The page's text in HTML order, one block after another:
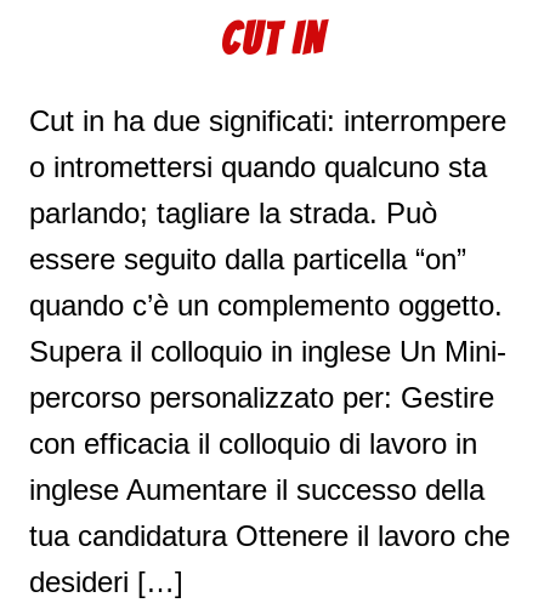
CUT IN
Cut in ha due significati: interrompere
o intromettersi quando qualcuno sta
parlando; tagliare la strada. Può
essere seguito dalla particella “on”
quando c’è un complemento oggetto.
Supera il colloquio in inglese Un Mini-
percorso personalizzato per: Gestire
con efficacia il colloquio di lavoro in
inglese Aumentare il successo della
tua candidatura Ottenere il lavoro che
desideri […]